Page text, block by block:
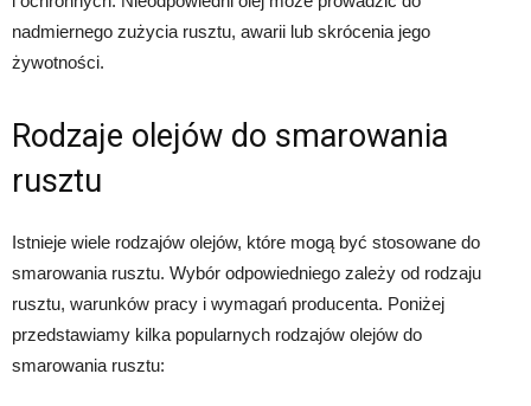
nadmiernego zużycia rusztu, awarii lub skrócenia jego
żywotności.
Rodzaje olejów do smarowania
rusztu
Istnieje wiele rodzajów olejów, które mogą być stosowane do
smarowania rusztu. Wybór odpowiedniego zależy od rodzaju
rusztu, warunków pracy i wymagań producenta. Poniżej
przedstawiamy kilka popularnych rodzajów olejów do
smarowania rusztu: